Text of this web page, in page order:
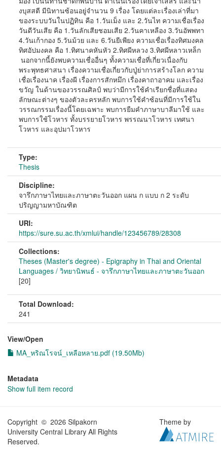
งบุสสตี มีนิทานซ้อนอยู่จำนวน 9 เรื่อง โดยแต่ละเรื่องเล่าที่มา
ของระบบวันในปฏิทิน คือ 1.วันเม็ง และ 2.วันไท ความเชื่อเรื่อง
วันดีวันเสีย คือ 1.วันลักเสียชอมเสีย 2.วันคาเหลือง 3.วันอัพพทา
4.วันเก้ากอง 5.วันม้วย และ 6.วันยีเพียง ความเชื่อเรื่องทิศมงคล
ทิศอัปมงคล คือ 1.ทิศนาคหันหัว 2.ทิศผีหลวง 3.ทิศผีหลาวเหล็ก
นอกจากนี้ยังพบความเชื่ออื่นๆ ทั้งความเชื่อที่เกี่ยวเนื่องกับ
พระพุทธศาสนา เรื่องความเชื่อเกี่ยวกับปู่ย่าการสร้างโลก ความ
เชื่อเรื่องนาค เรื่องผี เรื่องการสักหมึก เรื่องคาถาอาคม และเรื่อง
ขวัญ ในด้านของวรรณศิลป์ พบว่ามีการใช้คำเรียกชื่อที่แสดง
ลักษณะต่างๆ ของตัวละครหลัก พบการใช้คำซ้อนที่มีการใช้ใน
วรรณกรรมเรื่องนี้โดยเฉพาะ พบการยืมคำภาษาบาลีมาใช้ และ
พบการใช้โวหาร ทั้งบรรยายโวหาร พรรณนาโวหาร เทศนา
โวหาร และอุปมาโวหาร
Type:
Thesis
Discipline:
จารึกภาษาไทยและภาษาตะวันออก แผน ก แบบ ก 2 ระดับ
ปริญญามหาบัณฑิต
URI:
https://sure.su.ac.th/xmlui/handle/123456789/28308
Collections:
Theses (Master's degree) - Epigraphy in Thai and Oriental
Languages / วิทยานิพนธ์ - จารึกภาษาไทยและภาษาตะวันออก
[20]
Total Download:
241
View/Open
MA_หริณโรจน์_เหลือหลาย.pdf (19.50Mb)
Metadata
Show full item record
Copyright © 2026 Silpakorn
University Central Library All Rights
Reserved.
Theme by